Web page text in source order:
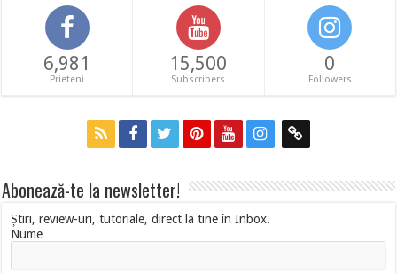
6,981
Prieteni
15,500
Subscribers
0
Followers
Abonează-te la newsletter!
Știri, review-uri, tutoriale, direct la tine în Inbox.
Nume